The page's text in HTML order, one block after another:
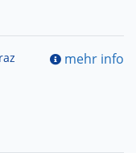
mehr info